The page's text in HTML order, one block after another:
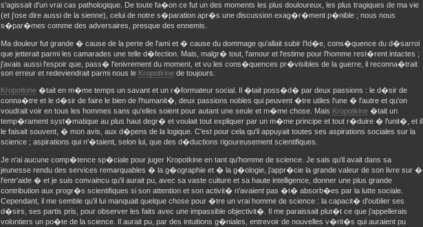
s'agissait d'un vrai cas pathologique. De toute fa�on ce fut un des moments les plus douloureux, les plus tragiques de ma vie
(et j'ose dire aussi de la sienne), celui de notre s�paration apr�s une discussion exag�r�ment p�nible ; nous nous
s�par�mes comme des adversaires, presque des ennemis.
Ma douleur fut grande � cause de la perte de l'ami et � cause du dommage qu'allait subir l'Id�e, cons�quence du d�sarroi
que jetterait parmi les camarades une telle d�fection. Mais, malgr� tout, l'amour et l'estime pour l'homme rest�rent intactes ;
j'avais aussi l'espoir que, pass� l'enivrement du moment, et vu les cons�quences pr�visibles de la guerre, il reconna�trait
son erreur et redeviendrait parmi nous le Kropotkine de toujours.
Kropotkine �tait en m�me temps un savant et un r�formateur social. Il �tait poss�d� par deux passions : le d�sir de
conna�tre et le d�sir de faire le bien de l'humanit�, deux passions nobles qui peuvent �tre utiles l'une � l'autre et qu'on
voudrait voir en tous les hommes sans qu'elles soient pour autant une seule et m�me chose. Mais Kropotkine �tait un
temp�rament syst�matique au plus haut degr� et voulait tout expliquer par un m�me principe et tout r�duire � l'unit�, et il
le faisait souvent, � mon avis, aux d�pens de la logique. C'est pour cela qu'il appuyait toutes ses aspirations sociales sur la
science ; aspirations qui n'�taient, selon lui, que des d�ductions rigoureusement scientifiques.
Je n'ai aucune comp�tence sp�ciale pour juger Kropotkine en tant qu'homme de science. Je sais qu'il avait dans sa
jeunesse rendu des services remarquables � la g�ographie et � la g�ologie, j'appr�cie la grande valeur de son livre sur �
l'entr'aide � et je suis convaincu qu'il aurait pu, avec sa vaste culture et sa haute intelligence, donner une plus grande
contribution aux progr�s scientifiques si son attention et son activit� n'avaient pas �t� absorb�es par la lutte sociale.
Cependant, il me semble qu'il lui manquait quelque chose pour �tre un vrai homme de science : la capacit� d'oublier ses
d�sirs, ses partis pris, pour observer les faits avec une impassible objectivit�. Il me paraissait plut�t ce que j'appellerais
volontiers un po�te de la science. Il aurait pu, par des intuitions g�niales, entrevoir de nouvelles v�rit�s qui auraient pu